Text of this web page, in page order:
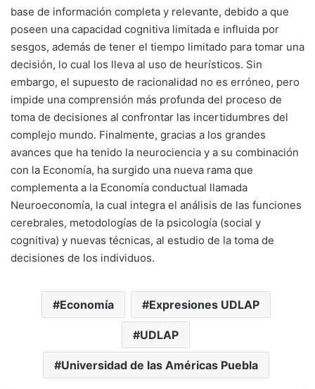
base de información completa y relevante, debido a que
poseen una capacidad cognitiva limitada e influida por
sesgos, además de tener el tiempo limitado para tomar una
decisión, lo cual los lleva al uso de heurísticos. Sin
embargo, el supuesto de racionalidad no es erróneo, pero
impide una comprensión más profunda del proceso de
toma de decisiones al confrontar las incertidumbres del
complejo mundo. Finalmente, gracias a los grandes
avances que ha tenido la neurociencia y a su combinación
con la Economía, ha surgido una nueva rama que
complementa a la Economía conductual llamada
Neuroeconomía, la cual integra el análisis de las funciones
cerebrales, metodologías de la psicología (social y
cognitiva) y nuevas técnicas, al estudio de la toma de
decisiones de los individuos.
Economía Expresiones UDLAP
UDLAP
Universidad de las Américas Puebla